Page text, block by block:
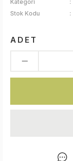
Kategori
Stok Kodu
ADET